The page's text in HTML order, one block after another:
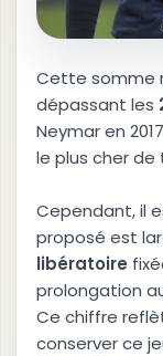
Cette somme
dépassant les
Neymar en
le plus cher
Cependant, il
proposé est
libératoire
prolongation
Ce chiffre
conserver ce